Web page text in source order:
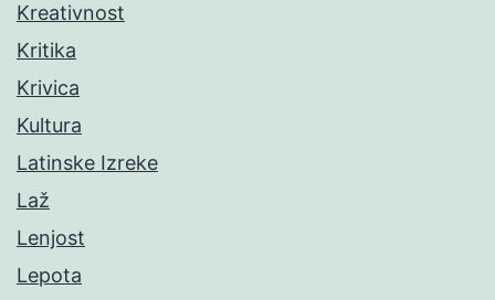
Kreativnost
Kritika
Krivica
Kultura
Latinske Izreke
Laž
Lenjost
Lepota